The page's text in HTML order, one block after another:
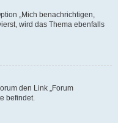
„Mich benachrichtigen,
wird das Thema ebenfalls
den Link „Forum
befindet.